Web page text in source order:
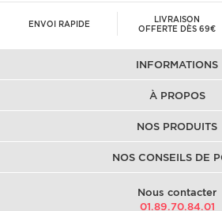
ENVOI RAPIDE
LIVRAISON
OFFERTE DÈS 69€
INFORMATIONS
À PROPOS
NOS PRODUITS
NOS CONSEILS DE
Nous contacter
01.89.70.84.01